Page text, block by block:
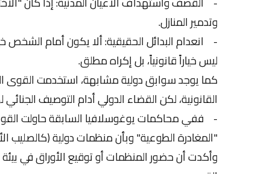
وتدمير المنازل.
- انعدام البدائل الحقيقية: ألا يكون أمام الشخص
ليس خياراً قانونياً، بل إكراه مطلق.
كما يوجد سوابق دولية مشابهة، استخدمت القوى
القانونية، لكن القضاء الدولي أدام التوصيف الجنائي
- ففي محاكمات يوغوسلافيا السابقة حاولت
"المغادرة الطوعية" وبأن منظمات دولية (كالصليب
وأكدت أن حضور المنظمات أو توقيع الأوراق في